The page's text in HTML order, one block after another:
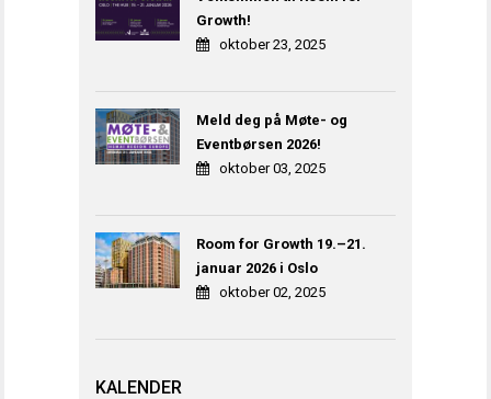
Growth!
oktober 23, 2025
Meld deg på Møte- og
Eventbørsen 2026!
oktober 03, 2025
Room for Growth 19.–21.
januar 2026 i Oslo
oktober 02, 2025
KALENDER